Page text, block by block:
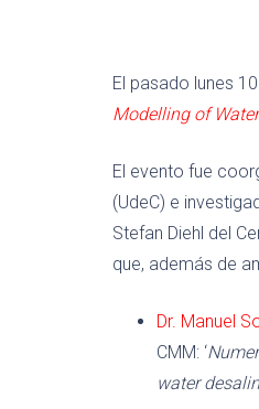
El pasado lunes
Modelling of
El evento fue
(UdeC) e
Stefan Diehl del
que, además de
Dr. Manuel
CMM: ‘
water